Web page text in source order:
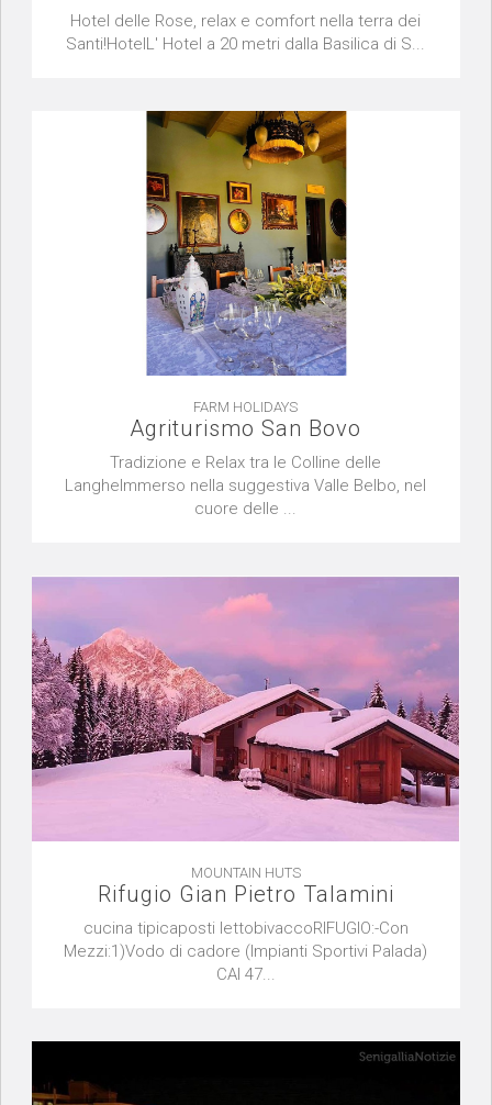
Hotel delle Rose, relax e comfort nella terra dei
Santi!HotelL' Hotel a 20 metri dalla Basilica di S...
FARM HOLIDAYS
Agriturismo San Bovo
Tradizione e Relax tra le Colline delle
LangheImmerso nella suggestiva Valle Belbo, nel
cuore delle ...
MOUNTAIN HUTS
Rifugio Gian Pietro Talamini
cucina tipicaposti lettobivaccoRIFUGIO:-Con
Mezzi:1)Vodo di cadore (Impianti Sportivi Palada)
CAI 47...